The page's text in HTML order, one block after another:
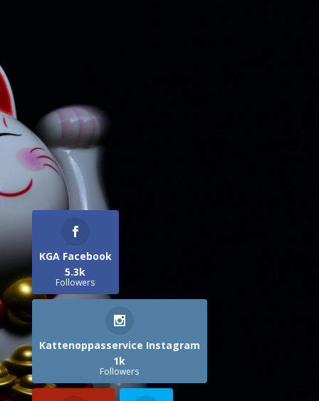
KGA Facebook
5.3k
Followers
Kattenoppasservice Instagram
1k
Followers